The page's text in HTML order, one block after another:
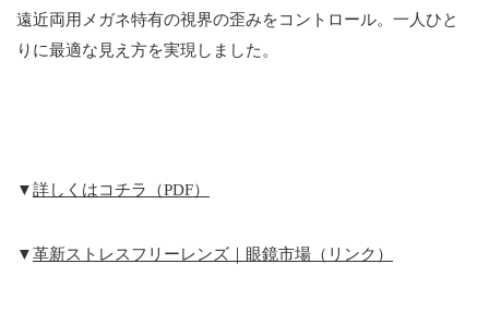
遠近両用メガネ特有の視界の歪みをコントロール。一人ひと
りに最適な見え方を実現しました。
▼詳しくはコチラ（PDF）
▼革新ストレスフリーレンズ｜眼鏡市場（リンク）